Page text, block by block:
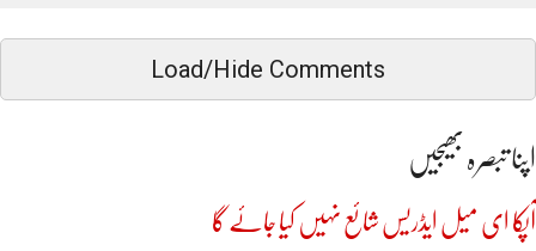
Load/Hide Comments
اپنا تبصرہ بھیجیں
آپکا ای میل ایڈریس شائع نہیں کیا جائے گا